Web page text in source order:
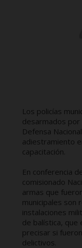
Los policías
desarmados por
Defensa
adiestramiento
capacitación.
En conferencia
comisionado
armas que
municipales son
instalaciones
de balística, que
precisar si
delictivos.